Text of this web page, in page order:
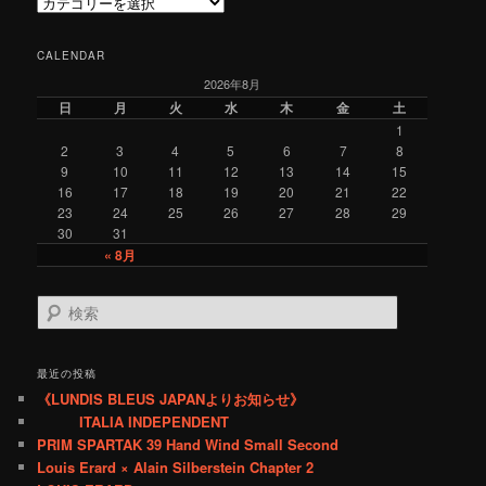
e
CALENDAR
2026年8月
日 月 火 水 木 金 土
« 8月
1
2
3 4 5 6 7
8
9
10 11 12 13 14
15
16
17 18 19 20 21
22
23
24 25 26 27 28
29
30
31
検
索
最近の投稿
《LUNDIS BLEUS JAPANよりお知らせ》
ITALIA INDEPENDENT
PRIM SPARTAK 39 Hand Wind Small Second
Louis Erard × Alain Silberstein Chapter 2